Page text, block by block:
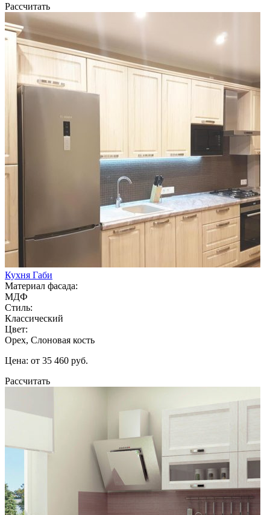
Рассчитать
Кухня Габи
Материал фасада:
МДФ
Стиль:
Классический
Цвет:
Орех, Слоновая кость
Цена: от 35 460 руб.
Рассчитать